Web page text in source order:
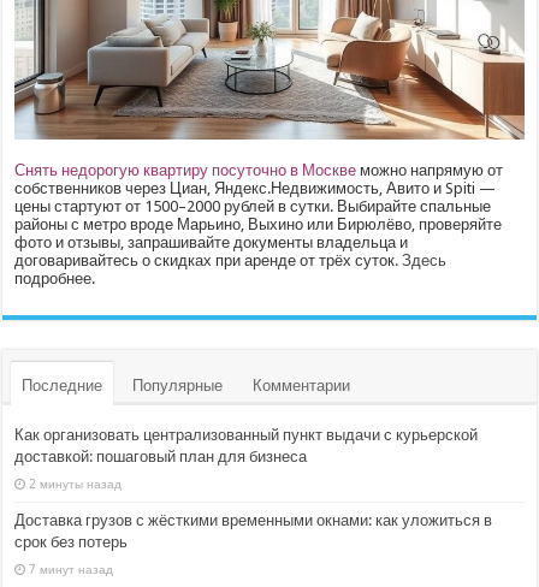
Снять недорогую квартиру посуточно в Москве можно напрямую от
собственников через Циан, Яндекс.Недвижимость, Авито и Spiti —
цены стартуют от 1500–2000 рублей в сутки. Выбирайте спальные
районы с метро вроде Марьино, Выхино или Бирюлёво, проверяйте
фото и отзывы, запрашивайте документы владельца и
договаривайтесь о скидках при аренде от трёх суток.Здесь
подробнее.
Последние Популярные Комментарии
Как организовать централизованный пункт выдачи с курьерской
доставкой: пошаговый план для бизнеса
2 минуты назад
Доставка грузов с жёсткими временными окнами: как уложиться в
срок без потерь
7 минут назад